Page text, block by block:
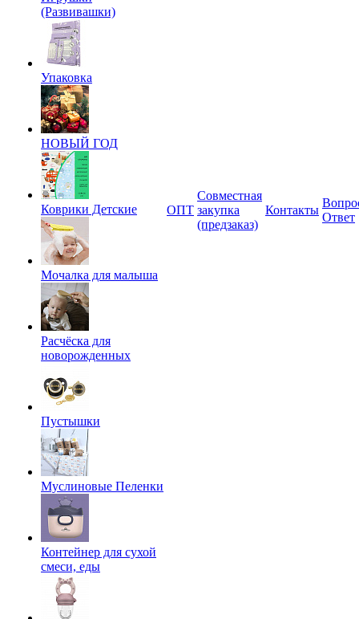
(Развивашки)
Упаковка
НОВЫЙ ГОД
Коврики Детские
Мочалка для малыша
Расчёска для
новорожденных
Пустышки
Муслиновые Пеленки
Контейнер для сухой
смеси, еды
ОПТ
Совместная
закупка
(предзаказ)
Контакты
Ответ